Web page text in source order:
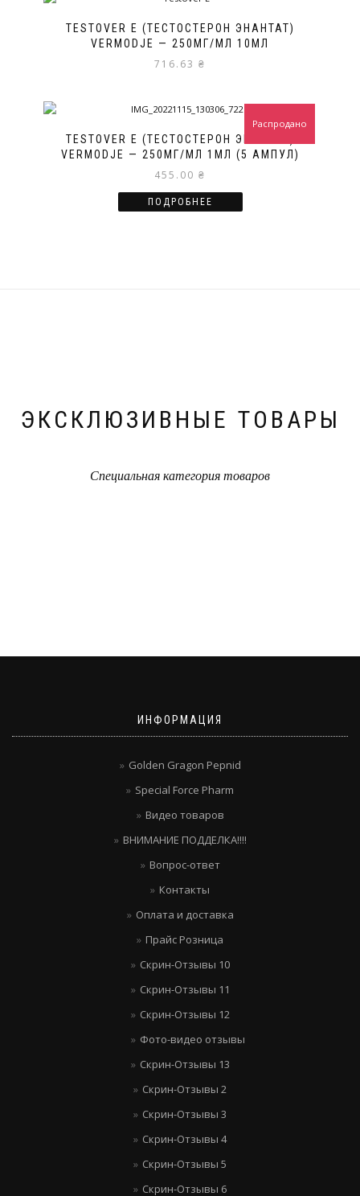
TESTOVER E (ТЕСТОСТЕРОН ЭНАНТАТ)
VERMODJE — 250МГ/МЛ 10МЛ
716.63 ₴
TESTOVER E (ТЕСТОСТЕРОН ЭНАНТАТ)
VERMODJE — 250МГ/МЛ 1МЛ (5 АМПУЛ)
455.00 ₴
Распродано
ПОДРОБНЕЕ
ЭКСКЛЮЗИВНЫЕ ТОВАРЫ
Специальная категория товаров
ИНФОРМАЦИЯ
Golden Gragon Pepnid
Special Force Pharm
Видео товаров
ВНИМАНИЕ ПОДДЕЛКА!!!!
Вопрос-ответ
Контакты
Оплата и доставка
Прайс Розница
Скрин-Отзывы 10
Скрин-Отзывы 11
Скрин-Отзывы 12
Фото-видео отзывы
Скрин-Отзывы 13
Скрин-Отзывы 2
Скрин-Отзывы 3
Скрин-Отзывы 4
Скрин-Отзывы 5
Скрин-Отзывы 6